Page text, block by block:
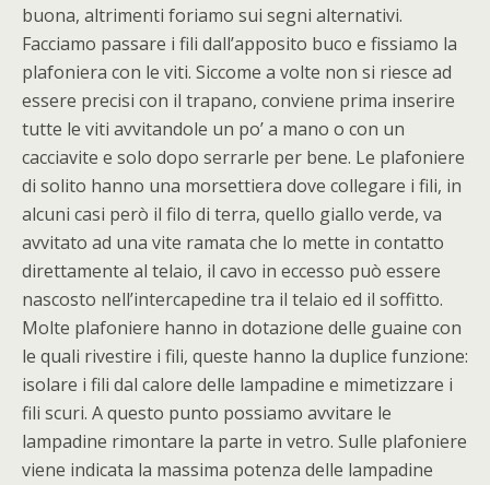
buona, altrimenti foriamo sui segni alternativi.
Facciamo passare i fili dall’apposito buco e fissiamo la
plafoniera con le viti. Siccome a volte non si riesce ad
essere precisi con il trapano, conviene prima inserire
tutte le viti avvitandole un po’ a mano o con un
cacciavite e solo dopo serrarle per bene. Le plafoniere
di solito hanno una morsettiera dove collegare i fili, in
alcuni casi però il filo di terra, quello giallo verde, va
avvitato ad una vite ramata che lo mette in contatto
direttamente al telaio, il cavo in eccesso può essere
nascosto nell’intercapedine tra il telaio ed il soffitto.
Molte plafoniere hanno in dotazione delle guaine con
le quali rivestire i fili, queste hanno la duplice funzione:
isolare i fili dal calore delle lampadine e mimetizzare i
fili scuri. A questo punto possiamo avvitare le
lampadine rimontare la parte in vetro. Sulle plafoniere
viene indicata la massima potenza delle lampadine